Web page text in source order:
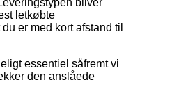
letkøbte
er med kort afstand til
essentiel såfremt vi
den anslåede